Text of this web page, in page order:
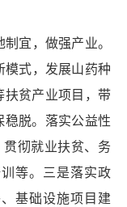
宜，做强产业。
模式，发展山药种
扶贫产业项目，带
稳脱。 落实公益性
彻就业扶贫、务
等。三是落实政
基础设施项目建